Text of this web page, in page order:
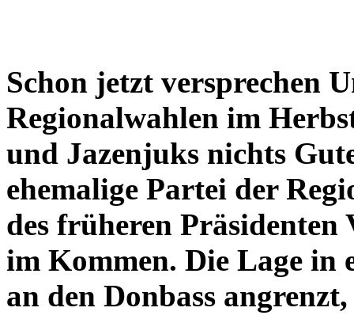
Schon jetzt versprechen
Regionalwahlen im
und Jazenjuks nichts
ehemalige Partei der
des früheren
im Kommen. Die Lage in
an den Donbass